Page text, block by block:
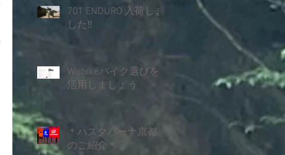
701 ENDURO 入荷しま
した‼
Webikeバイク選びを
活用しましょう
＊ハスクバーナ京都
のご紹介＊